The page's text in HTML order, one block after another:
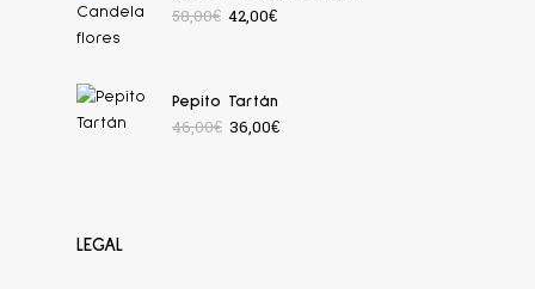
58,00€ 42,00€
Pepito Tartán
46,00€ 36,00€
LEGAL